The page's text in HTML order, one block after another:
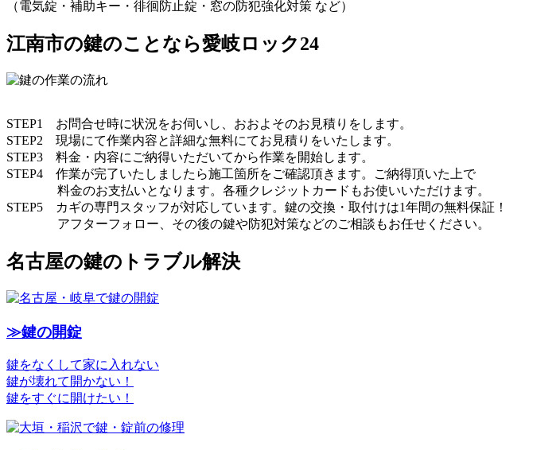
（電気錠・補助キー・徘徊防止錠・窓の防犯強化対策 など）
江南市の鍵のことなら愛岐ロック24
STEP1 お問合せ時に状況をお伺いし、おおよそのお見積りをします。
STEP2 現場にて作業内容と詳細な無料にてお見積りをいたします。
STEP3 料金・内容にご納得いただいてから作業を開始します。
STEP4 作業が完了いたしましたら施工箇所をご確認頂きます。ご納得頂いた上で
料金のお支払いとなります。各種クレジットカードもお使いいただけます。
STEP5 カギの専門スタッフが対応しています。鍵の交換・取付けは1年間の無料保証！
アフターフォロー、その後の鍵や防犯対策などのご相談もお任せください。
名古屋の鍵のトラブル解決
≫鍵の開錠
鍵をなくして家に入れない
鍵が壊れて開かない！
鍵をすぐに開けたい！